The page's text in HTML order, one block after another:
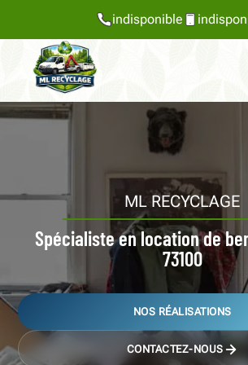
indisponible
ML RECYCLAGE
Spécialiste en location de
73100
NOS RÉALISATIONS
CONTACTEZ-NOUS